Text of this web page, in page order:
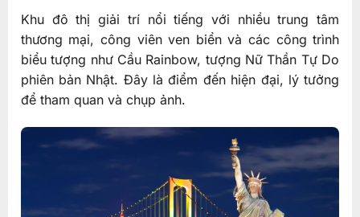
Khu đô thị giải trí nổi tiếng với nhiều trung tâm
thương mại, công viên ven biển và các công trình
biểu tượng như Cầu Rainbow, tượng Nữ Thần Tự Do
phiên bản Nhật. Đây là điểm đến hiện đại, lý tưởng
để tham quan và chụp ảnh.